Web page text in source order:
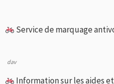
Service de marquage
dav
Information sur les aides